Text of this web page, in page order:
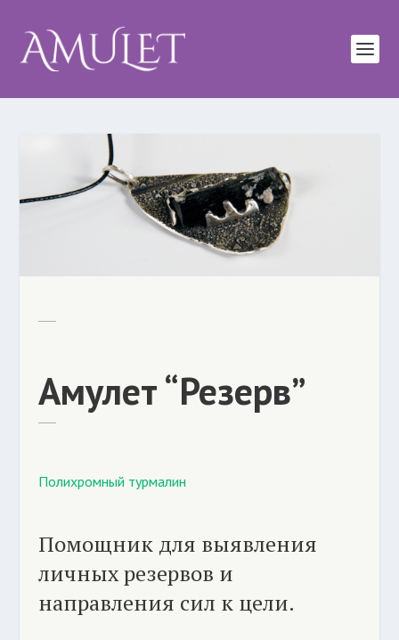
Амулет “Резерв”
Полихромный турмалин
Помощник для выявления
личных резервов и
направления сил к цели.